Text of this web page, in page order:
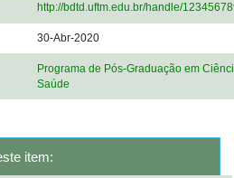
http://bdtd.uftm.edu.br/handle/
30-Abr-2020
Programa de Pós-Graduação em
Saúde
item: